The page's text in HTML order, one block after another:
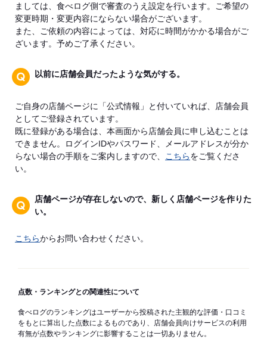
ましては、食べログ側で審査のうえ設定を行います。ご希望の
変更時期・変更内容にならない場合がございます。
また、ご依頼の内容によっては、対応に時間がかかる場合がご
ざいます。予めご了承ください。
以前に店舗会員だったような気がする。
ご自身の店舗ページに「公式情報」と付いていれば、店舗会員
としてご登録されています。
既に登録がある場合は、本画面から店舗会員に申し込むことは
できません。ログインIDやパスワード、メールアドレスが分か
らない場合の手順をご案内しますので、
こちらをご覧くださ
い。
店舗ページが存在しないので、新しく店舗ページを作りた
い。
こちらからお問い合わせください。
点数・ランキングとの関連性について
食べログのランキングはユーザーから投稿された主観的な評価・口コミ
をもとに算出した点数によるものであり、店舗会員向けサービスの利用
有無が点数やランキングに影響することは一切ありません。